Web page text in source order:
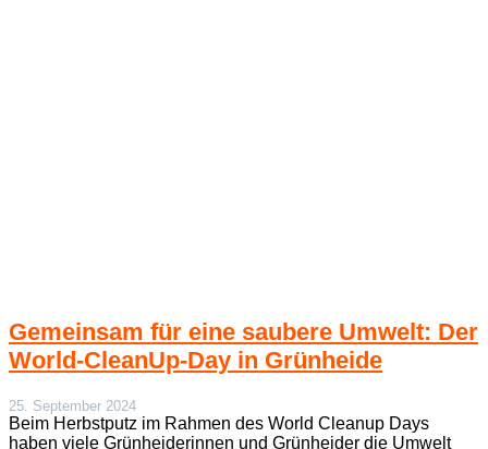
Gemeinsam für eine saubere Umwelt: Der
World-CleanUp-Day in Grünheide
25. September 2024
Beim Herbstputz im Rahmen des World Cleanup Days
haben viele Grünheiderinnen und Grünheider die Umwelt